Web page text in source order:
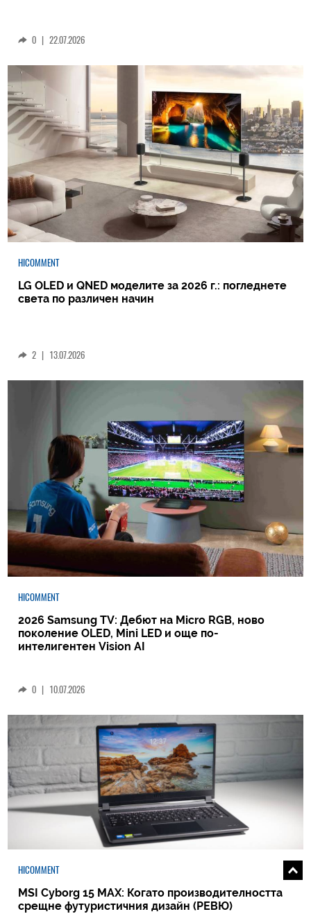
0 | 22.07.2026
HICOMMENT
LG OLED и QNED моделите за 2026 г.: погледнете
света по различен начин
2 | 13.07.2026
HICOMMENT
2026 Samsung TV: Дебют на Micro RGB, ново
поколение OLED, Mini LED и още по-
интелигентен Vision AI
0 | 10.07.2026
HICOMMENT
MSI Cyborg 15 MAX: Когато производителността
срещне футуристичния дизайн (РЕВЮ)